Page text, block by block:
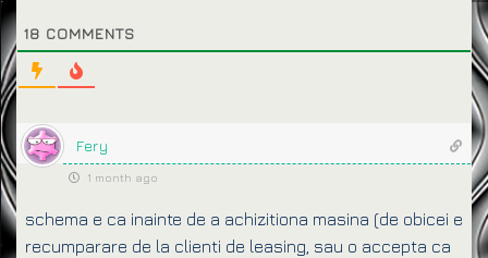
18 COMMENTS
Fery
1 month ago
schema e ca inainte de a achizitiona masina (de obicei e
recumparare de la clienti de leasing, sau o accepta ca